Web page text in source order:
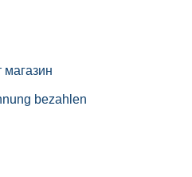
магазин
bezahlen